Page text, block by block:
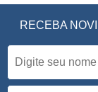
RECEBA